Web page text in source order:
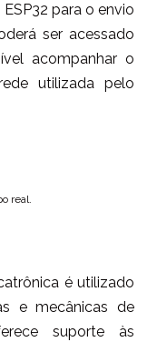
para o envio
ser acessado
acompanhar o
utilizada pelo
real.
é utilizado
e mecânicas de
suporte às